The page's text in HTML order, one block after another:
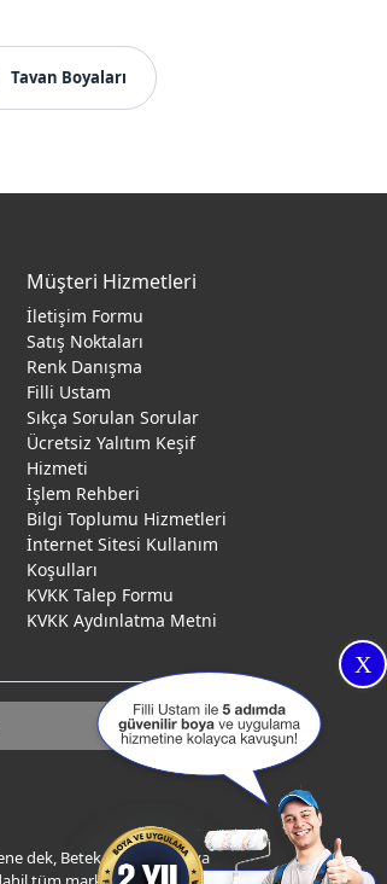
Tavan Boyaları
X
Müşteri Hizmetleri
İletişim Formu
Satış Noktaları
Renk Danışma
Filli Ustam
Sıkça Sorulan Sorular
Ücretsiz Yalıtım Keşif
Hizmeti
İşlem Rehberi
Bilgi Toplumu Hizmetleri
İnternet Sitesi Kullanım
Koşulları
KVKK Talep Formu
KVKK Aydınlatma Metni
dek, Betek Boya ve Kimya